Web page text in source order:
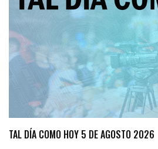
TAL DÍA COMO HOY 5 DE AGOSTO 2026